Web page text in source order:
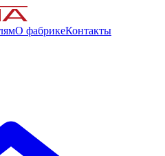
О фабрикеКонтакты